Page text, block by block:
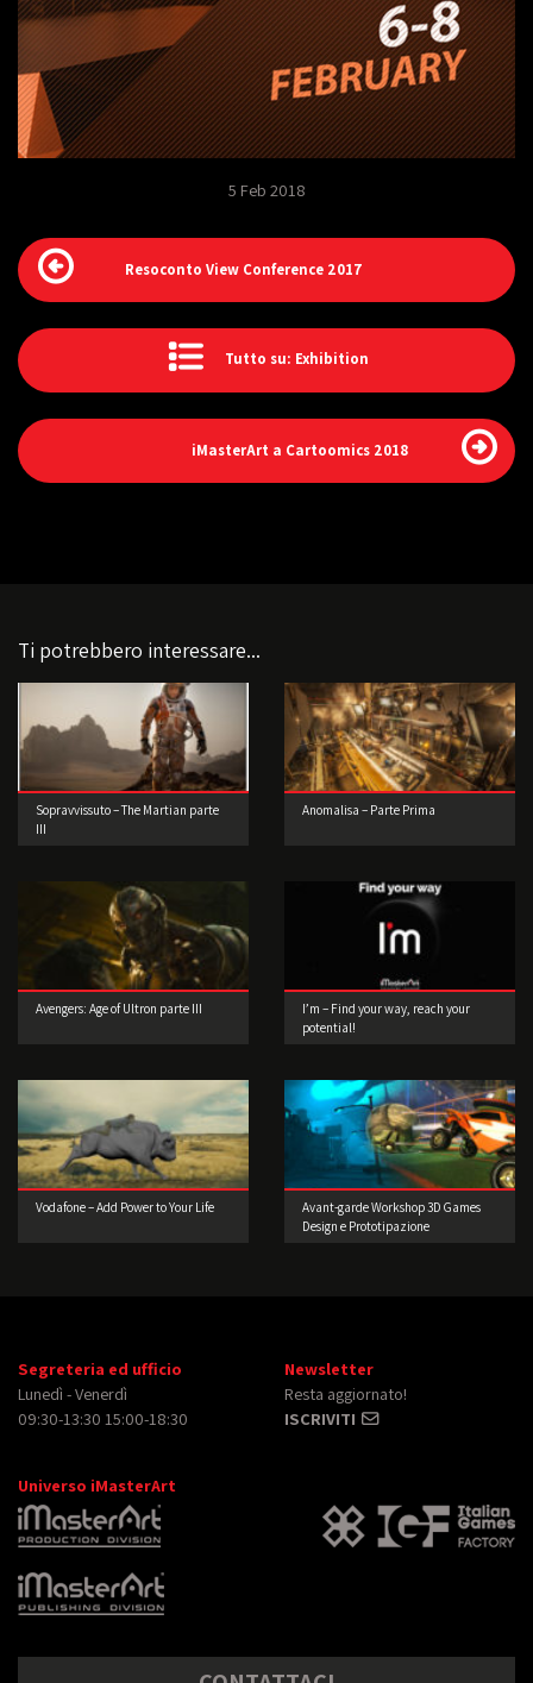
5 Feb 2018
Resoconto View Conference 2017
Tutto su: Exhibition
iMasterArt a Cartoomics 2018
Ti potrebbero interessare...
Sopravvissuto – The Martian parte
III
Anomalisa – Parte Prima
Avengers: Age of Ultron parte III
I’m – Find your way, reach your
potential!
Vodafone – Add Power to Your Life
Avant-garde Workshop 3D Games
Design e Prototipazione
Segreteria ed ufficio
Lunedì - Venerdì
09:30-13:30 15:00-18:30
Newsletter
Resta aggiornato!
ISCRIVITI
Universo iMasterArt